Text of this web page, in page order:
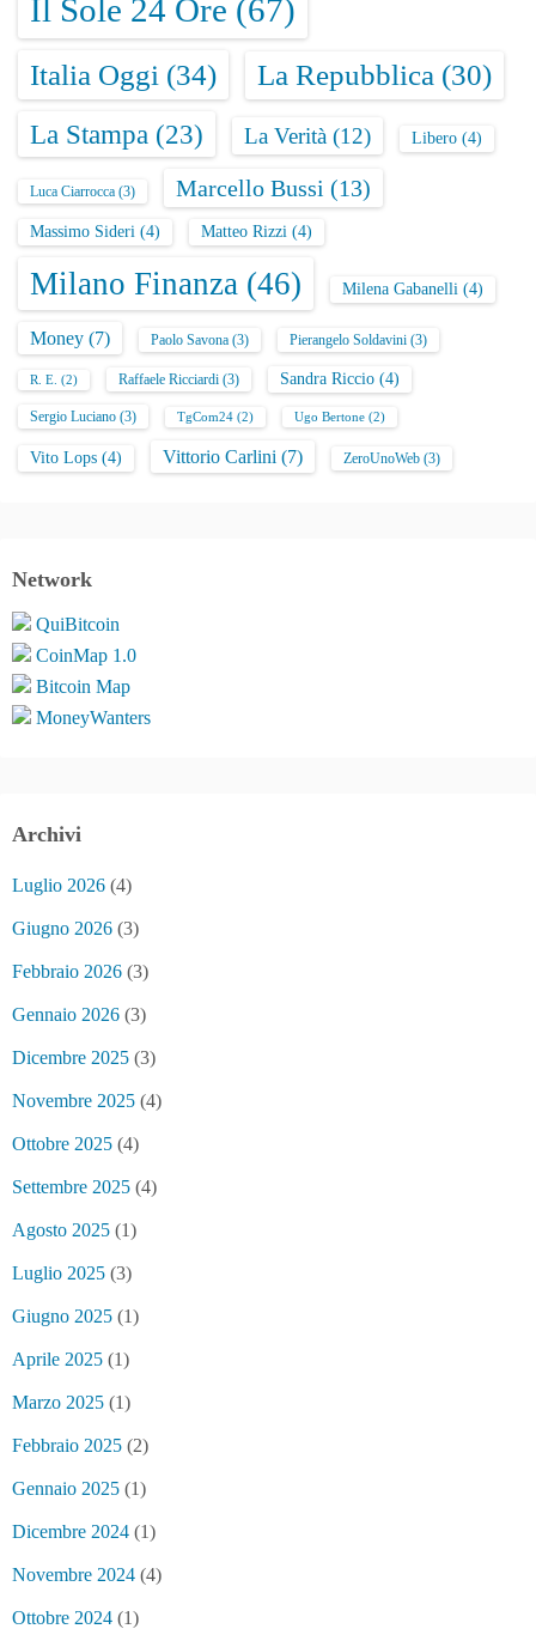
Il Sole 24 Ore (67)
Italia Oggi (34) La Repubblica (30)
La Stampa (23) La Verità (12) Libero (4)
Luca Ciarrocca (3) Marcello Bussi (13)
Massimo Sideri (4) Matteo Rizzi (4)
Milano Finanza (46) Milena Gabanelli (4)
Money (7) Paolo Savona (3) Pierangelo Soldavini (3)
R. E. (2) Raffaele Ricciardi (3) Sandra Riccio (4)
Sergio Luciano (3) TgCom24 (2) Ugo Bertone (2)
Vito Lops (4) Vittorio Carlini (7) ZeroUnoWeb (3)
Network
QuiBitcoin
CoinMap 1.0
Bitcoin Map
MoneyWanters
Archivi
Luglio 2026 (4)
Giugno 2026 (3)
Febbraio 2026 (3)
Gennaio 2026 (3)
Dicembre 2025 (3)
Novembre 2025 (4)
Ottobre 2025 (4)
Settembre 2025 (4)
Agosto 2025 (1)
Luglio 2025 (3)
Giugno 2025 (1)
Aprile 2025 (1)
Marzo 2025 (1)
Febbraio 2025 (2)
Gennaio 2025 (1)
Dicembre 2024 (1)
Novembre 2024 (4)
Ottobre 2024 (1)